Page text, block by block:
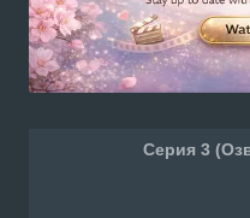
Серия 3